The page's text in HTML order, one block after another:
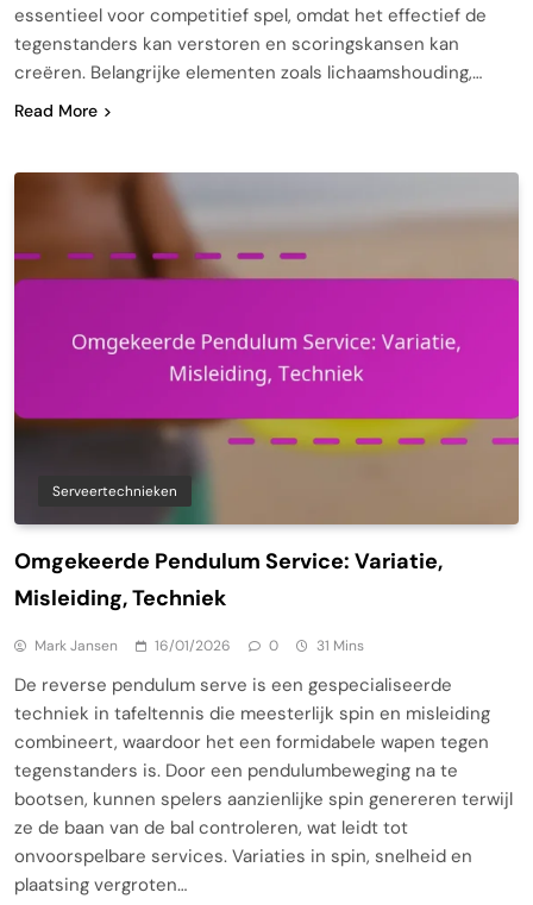
essentieel voor competitief spel, omdat het effectief de
tegenstanders kan verstoren en scoringskansen kan
creëren. Belangrijke elementen zoals lichaamshouding,…
Read More
Serveertechnieken
Omgekeerde Pendulum Service: Variatie,
Misleiding, Techniek
Mark Jansen 16/01/2026 0 31 Mins
De reverse pendulum serve is een gespecialiseerde
techniek in tafeltennis die meesterlijk spin en misleiding
combineert, waardoor het een formidabele wapen tegen
tegenstanders is. Door een pendulumbeweging na te
bootsen, kunnen spelers aanzienlijke spin genereren terwijl
ze de baan van de bal controleren, wat leidt tot
onvoorspelbare services. Variaties in spin, snelheid en
plaatsing vergroten…